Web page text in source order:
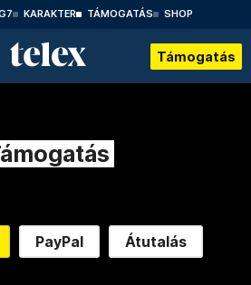
KARAKTER TÁMOGATÁS SHOP
Támogatás
PayPal Átutalás